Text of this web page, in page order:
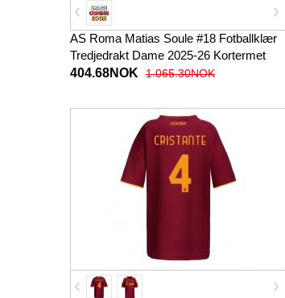
AS Roma Matias Soule #18 Fotballklær
Tredjedrakt Dame 2025-26 Kortermet
404.68NOK
1.065.30NOK